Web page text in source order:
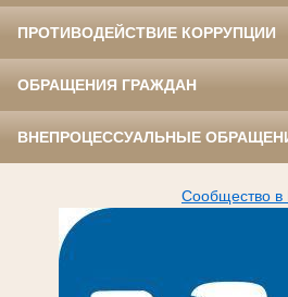
ПРОТИВОДЕЙСТВИЕ КОРРУПЦИИ
ОБРАЩЕНИЯ ГРАЖДАН
ВНЕПРОЦЕССУАЛЬНЫЕ
Сообщество в